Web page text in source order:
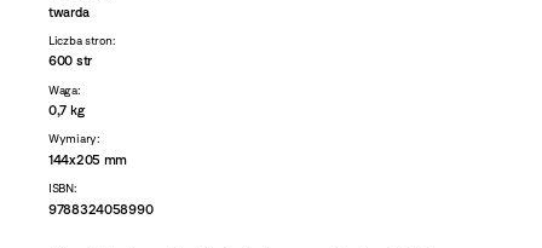
twarda
Liczba stron:
600 str
Waga:
0,7 kg
Wymiary:
144x205 mm
ISBN:
9788324058990